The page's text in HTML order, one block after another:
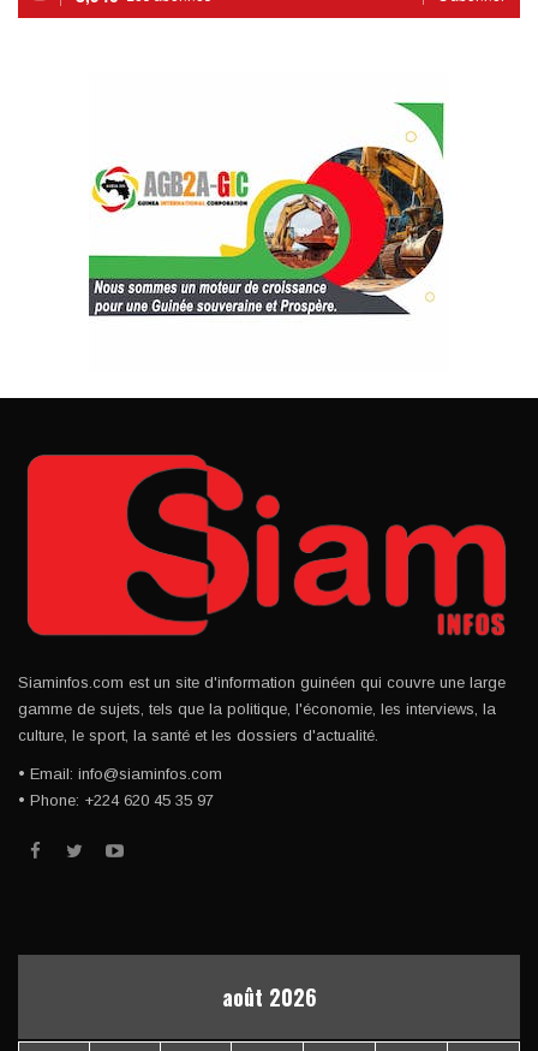
Siaminfos.com est un site d'information guinéen qui couvre une large
gamme de sujets, tels que la politique, l'économie, les interviews, la
culture, le sport, la santé et les dossiers d'actualité.
• Email: info@siaminfos.com
• Phone: +224 620 45 35 97
août 2026